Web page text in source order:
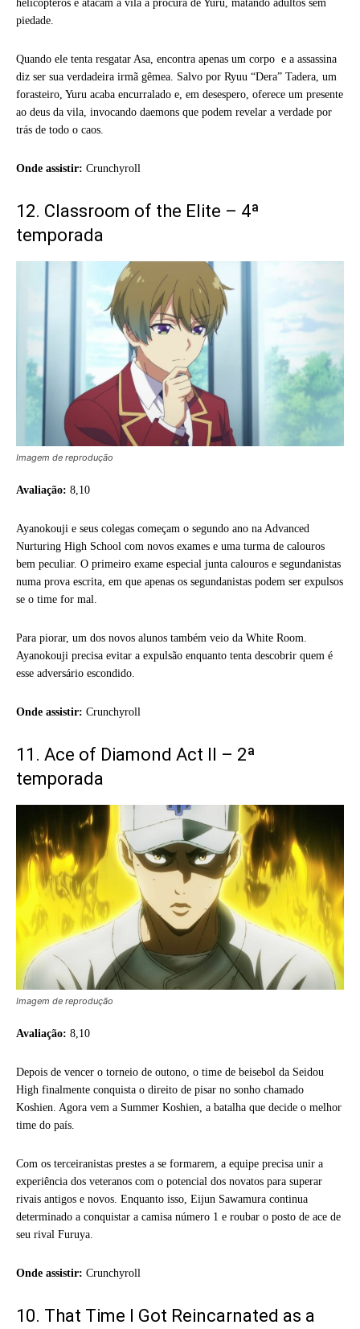
helicópteros e atacam a vila à procura de Yuru, matando adultos sem
piedade.
Quando ele tenta resgatar Asa, encontra apenas um corpo e a assassina
diz ser sua verdadeira irmã gêmea. Salvo por Ryuu “Dera” Tadera, um
forasteiro, Yuru acaba encurralado e, em desespero, oferece um presente
ao deus da vila, invocando daemons que podem revelar a verdade por
trás de todo o caos.
Onde assistir: Crunchyroll
12. Classroom of the Elite – 4ª
temporada
Imagem de reprodução
Avaliação: 8,10
Ayanokouji e seus colegas começam o segundo ano na Advanced
Nurturing High School com novos exames e uma turma de calouros
bem peculiar. O primeiro exame especial junta calouros e segundanistas
numa prova escrita, em que apenas os segundanistas podem ser expulsos
se o time for mal.
Para piorar, um dos novos alunos também veio da White Room.
Ayanokouji precisa evitar a expulsão enquanto tenta descobrir quem é
esse adversário escondido.
Onde assistir: Crunchyroll
11. Ace of Diamond Act II – 2ª
temporada
Imagem de reprodução
Avaliação: 8,10
Depois de vencer o torneio de outono, o time de beisebol da Seidou
High finalmente conquista o direito de pisar no sonho chamado
Koshien. Agora vem a Summer Koshien, a batalha que decide o melhor
time do país.
Com os terceiranistas prestes a se formarem, a equipe precisa unir a
experiência dos veteranos com o potencial dos novatos para superar
rivais antigos e novos. Enquanto isso, Eijun Sawamura continua
determinado a conquistar a camisa número 1 e roubar o posto de ace de
seu rival Furuya.
Onde assistir: Crunchyroll
10. That Time I Got Reincarnated as a